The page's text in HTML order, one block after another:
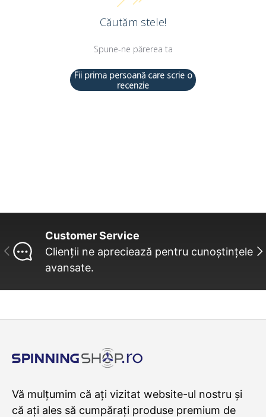
Căutăm stele!
Spune-ne părerea ta
Fii prima persoană care scrie o
recenzie
INAINTE
Customer Service
Clienții ne apreciează pentru cunoștințele
avansate.
Vă mulțumim că ați vizitat website-ul nostru și
că ați ales să cumpărați produse premium de